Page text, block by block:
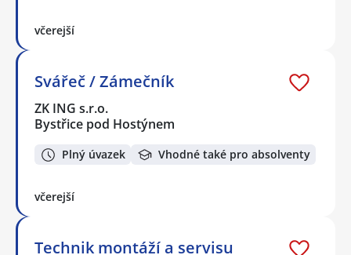
včerejší
Svářeč / Zámečník
ZK ING s.r.o.
Bystřice pod Hostýnem
Plný úvazek Vhodné také pro absolventy
včerejší
Technik montáží a servisu